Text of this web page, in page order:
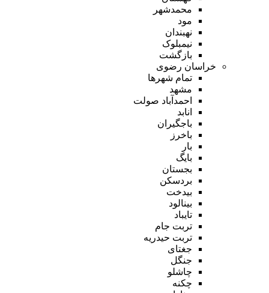
محمدشهر
مود
نهبندان
نیمبلوک
بازگشت
خراسان رضوی
تمام شهر‌ها
مشهد
احمدآباد صولت
انابد
باجگیران
باخرز
بار
بایگ
بجستان
بردسکن
بیدخت
بینالود
تایباد
تربت جام
تربت حیدریه
جغتای
جنگل
چاشلو
چکنه